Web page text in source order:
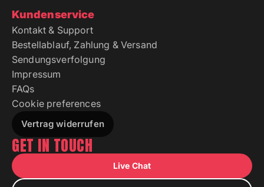
Kundenservice
Kontakt & Support
Bestellablauf, Zahlung & Versand
Sendungsverfolgung
Impressum
FAQs
Cookie preferences
Vertrag widerrufen
GET IN TOUCH
Live Chat